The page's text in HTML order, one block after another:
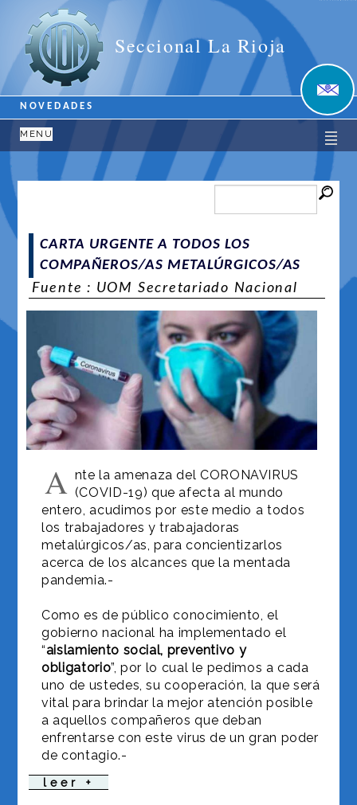
Seccional La Rioja
NOVEDADES
MENU
CARTA URGENTE A TODOS LOS
COMPAÑEROS/AS METALÚRGICOS/AS
Fuente : UOM Secretariado Nacional
A nte la amenaza del CORONAVIRUS
(COVID-19) que afecta al mundo
entero, acudimos por este medio a todos
los trabajadores y trabajadoras
metalúrgicos/as, para concientizarlos
acerca de los alcances que la mentada
pandemia.-
Como es de público conocimiento, el
gobierno nacional ha implementado el
“aislamiento social, preventivo y
obligatorio”, por lo cual le pedimos a cada
uno de ustedes, su cooperación, la que será
vital para brindar la mejor atención posible
a aquellos compañeros que deban
enfrentarse con este virus de un gran poder
de contagio.-
leer +